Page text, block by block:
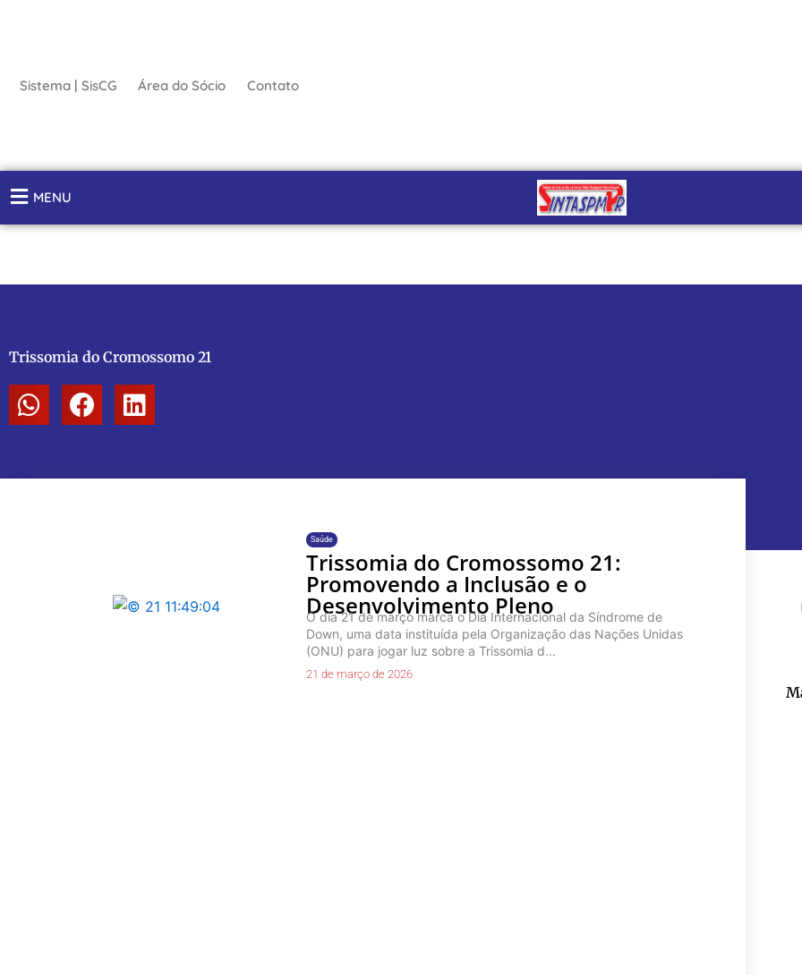
conteúdo
Sistema | SisCG Área do Sócio Contato
MENU
Trissomia do Cromossomo 21
Saúde
Trissomia do Cromossomo 21:
Promovendo a Inclusão e o
Desenvolvimento Pleno
O dia 21 de março marca o Dia Internacional da Síndrome de
Down, uma data instituída pela Organização das Nações Unidas
(ONU) para jogar luz sobre a Trissomia d...
21 de março de 2026